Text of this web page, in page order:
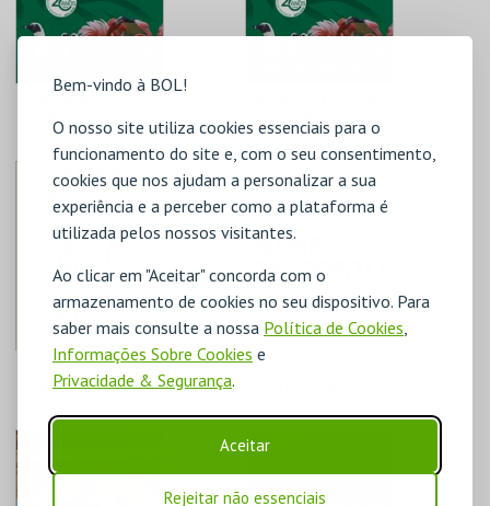
Bem-vindo à BOL!
O nosso site utiliza cookies essenciais para o
funcionamento do site e, com o seu consentimento,
cookies que nos ajudam a personalizar a sua
experiência e a perceber como a plataforma é
utilizada pelos nossos visitantes.
Ao clicar em "Aceitar" concorda com o
armazenamento de cookies no seu dispositivo. Para
saber mais consulte a nossa Política de Cookies,
Informações Sobre Cookies e
Privacidade & Segurança.
Aceitar
Rejeitar não essenciais
COMPRAR COMPRAR
CRIANÇA | ZOO DE
LAGOS 2026
PELICAN ZOO
AQUISIÇÃO
MAIS INFO
COMPRAR
| ZOO LAGOS 2026
PELICAN ZOO
AQUISIÇÃO
MAIS INFO
COMPRAR
VOUCHER MUDE -
PARA QUE SERVEM
MUDE
C. M. PORTO